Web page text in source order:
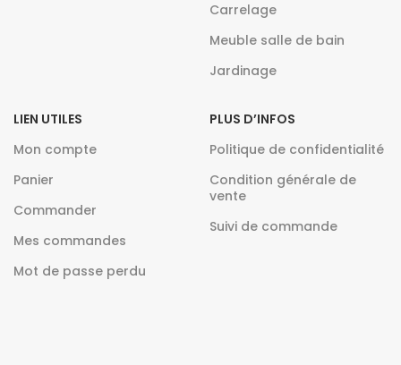
Carrelage
Meuble salle de bain
Jardinage
LIEN UTILES
Mon compte
Panier
Commander
Mes commandes
Mot de passe perdu
PLUS D’INFOS
Politique de confidentialité
Condition générale de
vente
Suivi de commande